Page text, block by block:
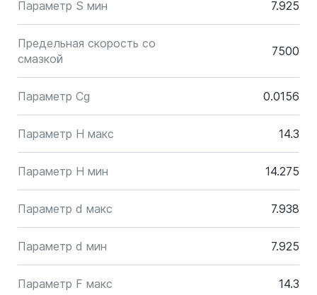
Параметр S мин 7.925
Предельная скорость со
смазкой
7500
Параметр Cg 0.0156
Параметр H макс 14.3
Параметр H мин 14.275
Параметр d макс 7.938
Параметр d мин 7.925
Параметр F макс 14.3